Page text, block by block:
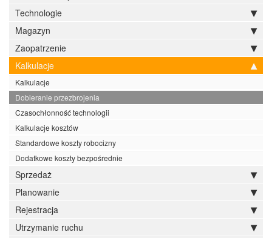
Technologie
Magazyn
Zaopatrzenie
Kalkulacje
Kalkulacje
Dobieranie przezbrojenia
Czasochłonność technologii
Kalkulacje kosztów
Standardowe koszty robocizny
Dodatkowe koszty bezpośrednie
Sprzedaż
Planowanie
Rejestracja
Utrzymanie ruchu